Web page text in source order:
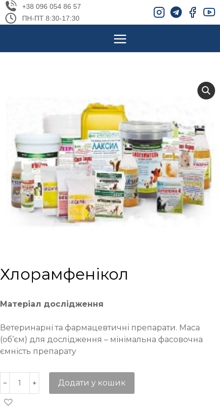
+38 096 054 86 57
ПН-ПТ 8:30-17:30
Хлорамфенікол
Матеріал дослідження
Ветеринарні та фармацевтичні препарати. Маса
(об’єм) для дослідження – мінімальна фасовочна
ємність препарату
Додати у кошик